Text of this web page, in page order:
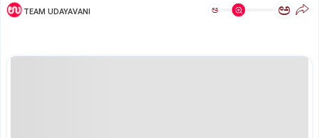
TEAM UDAYAVANI ಅ ಅ